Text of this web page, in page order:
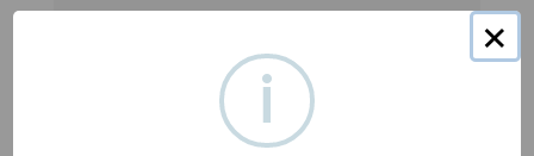
bebidas no alcohólicas, a base de ingredientes
como jugos, frutas, miel, leche o crema,
Compra tu licor a domicilio y online
×
i